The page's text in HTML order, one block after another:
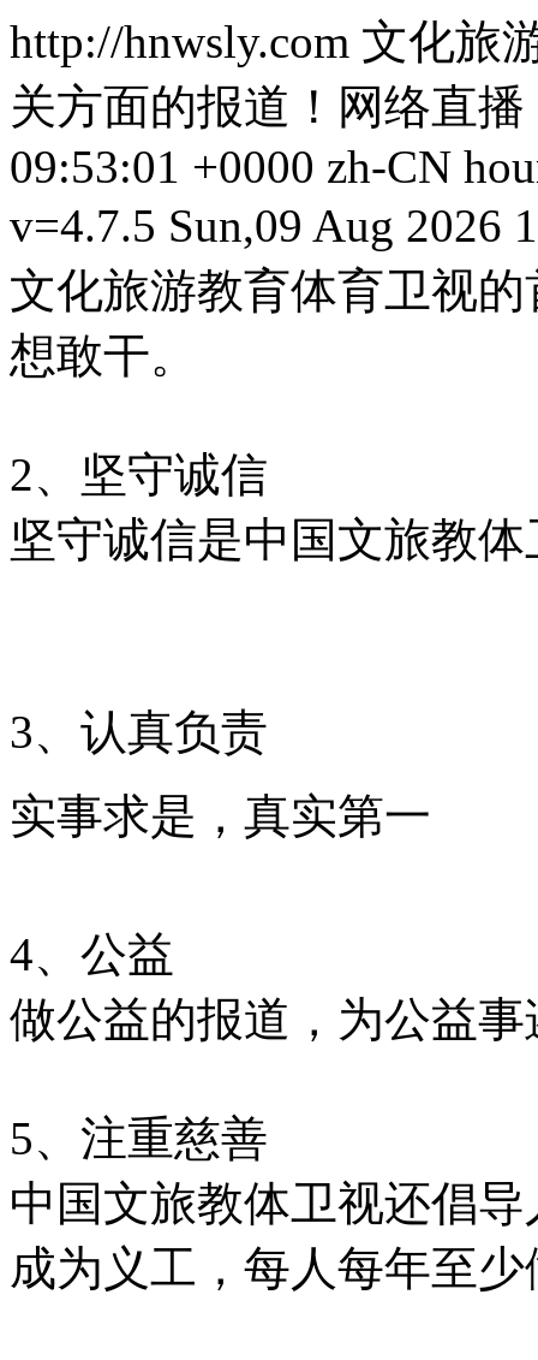
http://hnwsly.com 文化旅
关方面的报道！网络直
09:53:01 +0000 zh-CN
v=4.7.5 Sun,09 Aug 2026
文化旅游教育体育卫视
想敢干。
2、坚守诚信
坚守诚信是中国文旅教
3、认真负责
实事求是，真实第一
4、公益
做公益的报道，为公益
5、注重慈善
中国文旅教体卫视还倡
成为义工，每人每年至